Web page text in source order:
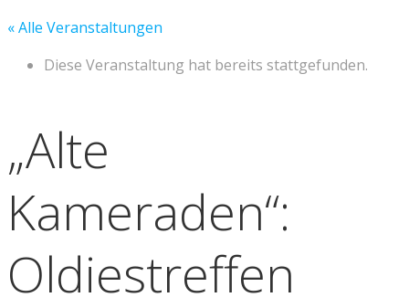
« Alle Veranstaltungen
Diese Veranstaltung hat bereits stattgefunden.
„Alte
Kameraden“:
Oldiestreffen